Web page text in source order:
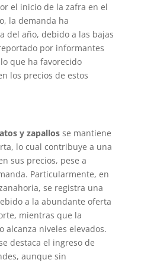
el inicio de la zafra en el
la demanda ha
del año, debido a las bajas
por informantes
que ha favorecido
los precios de estos
y zapallosse mantiene
lo cual contribuye a una
sus precios, pese a
Particularmente, en
se registra una
a la abundante oferta
mientras que la
alcanza niveles elevados.
destaca el ingreso de
aunque sin